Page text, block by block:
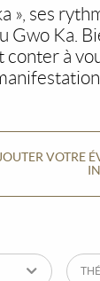
», ses
Gwo Ka.
à
VOTRE